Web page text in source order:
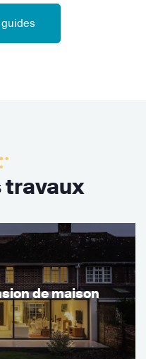
travaux
de maison